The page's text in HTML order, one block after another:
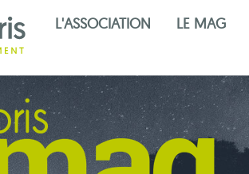
L'ASSOCIATION LE MAG